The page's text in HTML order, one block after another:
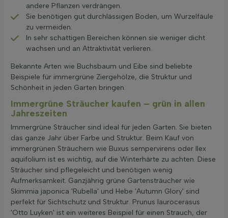
andere Pflanzen verdrängen.
Sie benötigen gut durchlässigen Boden, um Wurzelfäule
zu vermeiden.
In sehr schattigen Bereichen können sie weniger dicht
wachsen und an Attraktivität verlieren.
Bekannte Arten wie Buchsbaum und Eibe sind beliebte
Beispiele für immergrüne Ziergehölze, die Struktur und
Schönheit in jeden Garten bringen.
Immergrüne Sträucher kaufen – grün in allen
Jahreszeiten
Immergrüne Sträucher sind ideal für jeden Garten. Sie bieten
das ganze Jahr über Farbe und Struktur. Beim Kauf von
immergrünen Sträuchern wie Buxus sempervirens oder Ilex
aquifolium ist es wichtig, auf die Winterhärte zu achten. Diese
Sträucher sind pflegeleicht und benötigen wenig
Aufmerksamkeit. Ganzjährig grüne Gartensträucher wie
Skimmia japonica 'Rubella' und Hebe 'Autumn Glory' sind
perfekt für Sichtschutz und Struktur. Prunus laurocerasus
'Otto Luyken' ist ein weiteres Beispiel für einen Strauch, der